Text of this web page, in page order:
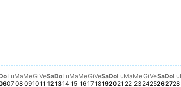
30
31 01
Settembre 02
Settembre 03
Settembre 04
Domenica, Settembre 06
$1,216
Lunedì, Settembre 07
$1,216
Lu
07
Martedì, Settembre 08
$1,214
Ma
08
Mercoledì, Settembre 09
$1,178
Me
09
Giovedì, Settembre 10
$1,175
Gi
10
Venerdì, Settembre 11
$1,251
Ve
11
Sabato, Settembre 12
$1,246
Sa
12
Domenica, Settembre 13
$1,212
Do
13
Lunedì, Settembre 14
$1,180
Lu
14
Martedì, Settembre 15
$1,180
Ma
15
Mercoledì, Settembre 16
$1,201
Me
16
Giovedì, Settembre 17
$1,184
Gi
17
Venerdì, Settembre 18
$1,238
Ve
18
Sabato, Settembre
$1,243
Sa
19
Domenica,
$1,173
Do
20
Lunedì,
$1,175
Lu
21
Martedì,
$1,173
Ma
22
Mercoledì,
$1,180
Me
23
Giovedì,
$1,168
Gi
24
Ve
25
Sa
26
Do
27
Lu
28